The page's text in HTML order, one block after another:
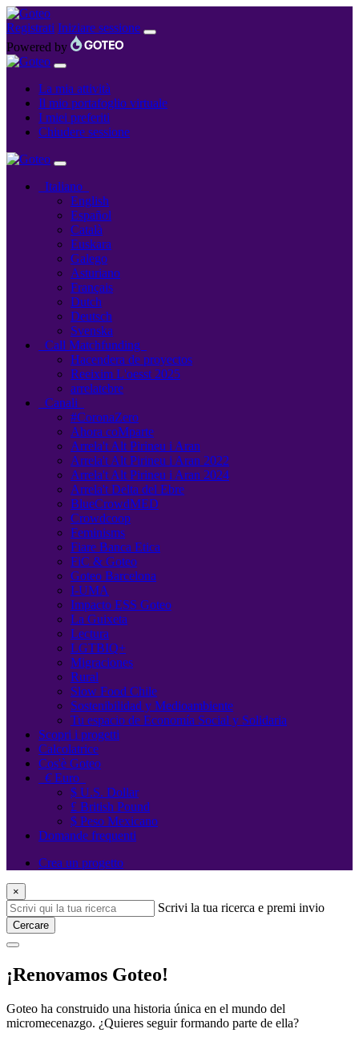
Registrati Iniziare sessione
Powered by
La mia attività
Il mio portafoglio virtuale
I miei preferiti
Chiudere sessione
Italiano
English
Español
Català
Euskara
Galego
Asturiano
Français
Dutch
Deutsch
Svenska
Call Matchfunding
Hacendera de proyectos
Reeixim L'oesst 2025
arrelatebre
Canali
#CoronaZero
Ahora coMparte
Arrela't Alt Pirineu i Aran
Arrela't Alt Pirineu i Aran 2022
Arrela't Alt Pirineu i Aran 2024
Arrela't Delta del Ebre
BlueCrowdMED
Crowdcoop
Feminisms
Fiare Banca Etica
FiC & Goteo
Goteo Barcelona
I-UMA
Impacto ESS Goteo
La Guixeta
Lectura
LGTBIQ+
Migraciones
Rural
Slow Food Chile
Sostenibilidad y Medioambiente
Tu espacio de Economía Social y Solidaria
Scopri i progetti
Calcolatrice
Cos'è Goteo
€Euro
$ U.S. Dollar
£ British Pound
$ Peso Mexicano
Domande frequenti
Crea un progetto
×
Scrivi la tua ricerca e premi invio
Cercare
¡Renovamos Goteo!
Goteo ha construido una historia única en el mundo del
micromecenazgo. ¿Quieres seguir formando parte de ella?